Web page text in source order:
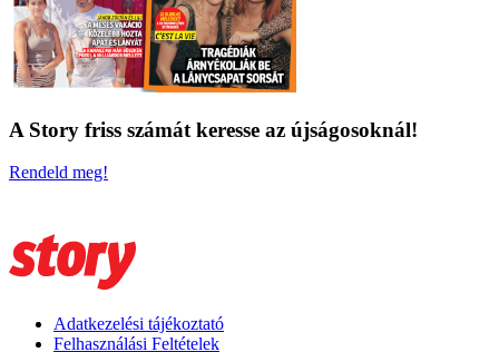
A Story friss számát keresse az újságosoknál!
Rendeld meg!
Adatkezelési tájékoztató
Felhasználási Feltételek